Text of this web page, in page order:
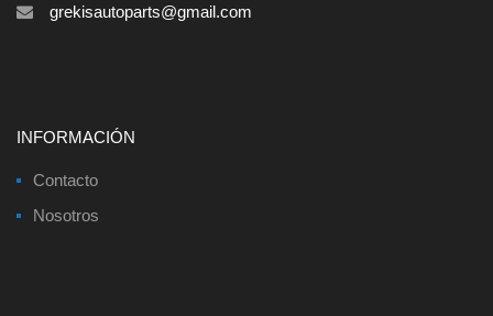
grekisautoparts@gmail.com
INFORMACIÓN
Contacto
Nosotros